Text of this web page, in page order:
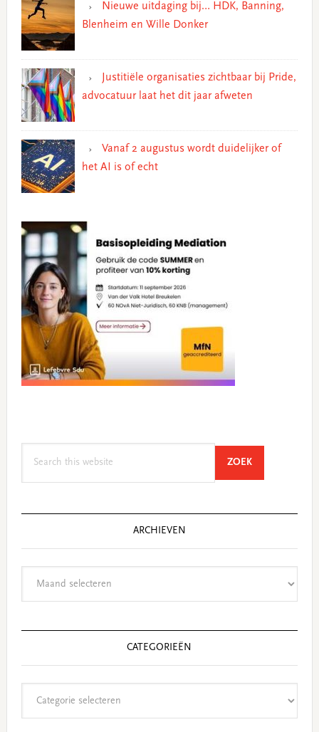
Nieuwe uitdaging bij… HDK, Banning,
Blenheim en Wille Donker
Justitiële organisaties zichtbaar bij Pride,
advocatuur laat het dit jaar afweten
Vanaf 2 augustus wordt duidelijker of
het AI is of echt
ZOEKSEARCH
ARCHIEVEN
CATEGORIEËN